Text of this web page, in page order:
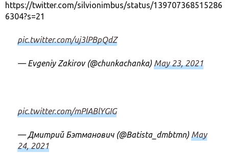
https://twitter.com/silvionimbus/status/139707368515286
6304?s=21
pic.twitter.com/uj3lPBpQdZ
— Evgeniy Zakirov (@chunkachanka) May 23, 2021
pic.twitter.com/mPIABlYGIG
— Дмитрий Бэтманович (@Batista_dmbtmn) May
24, 2021